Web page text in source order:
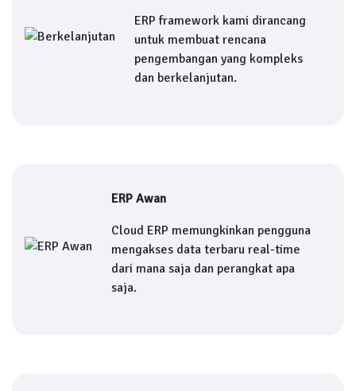
ERP framework kami dirancang
untuk membuat rencana
pengembangan yang kompleks
dan berkelanjutan.
ERP Awan
Cloud ERP memungkinkan pengguna
mengakses data terbaru real-time
dari mana saja dan perangkat apa
saja.